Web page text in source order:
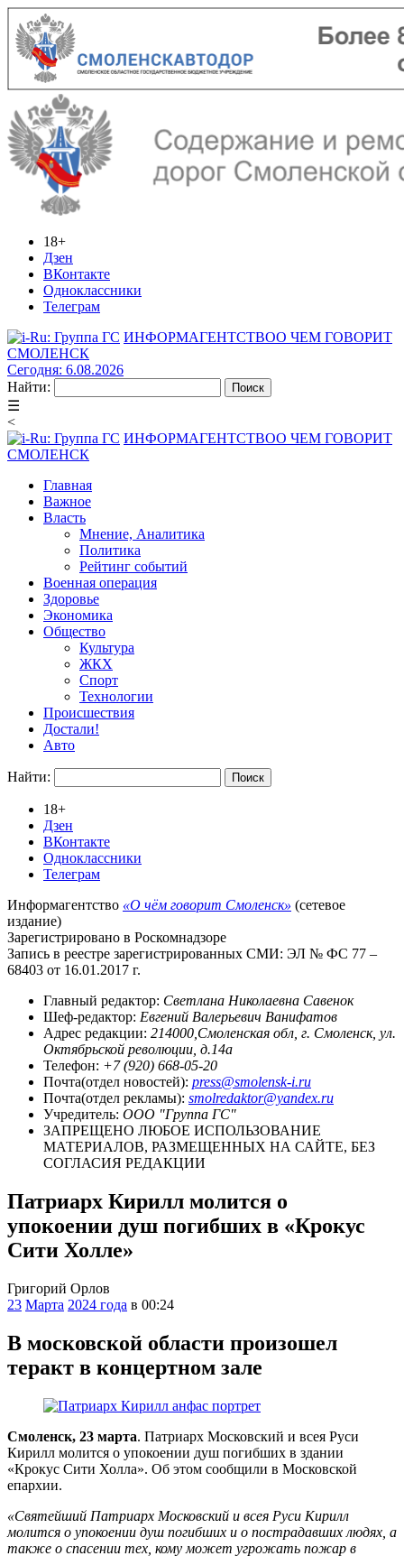
18+
Дзен
ВКонтакте
Одноклассники
Телеграм
ИНФОРМАГЕНТСТВОО ЧЕМ ГОВОРИТ
СМОЛЕНСК
Сегодня: 6.08.2026
Найти:
☰
<
ИНФОРМАГЕНТСТВОО ЧЕМ ГОВОРИТ
СМОЛЕНСК
Главная
Важное
Власть
Мнение, Аналитика
Политика
Рейтинг событий
Военная операция
Здоровье
Экономика
Общество
Культура
ЖКХ
Спорт
Технологии
Происшествия
Достали!
Авто
Найти:
18+
Дзен
ВКонтакте
Одноклассники
Телеграм
Информагентство «О чём говорит Смоленск» (сетевое
издание)
Зарегистрировано в Роскомнадзоре
Запись в реестре зарегистрированных СМИ: ЭЛ № ФС 77 –
68403 от 16.01.2017 г.
Главный редактор: Светлана Николаевна Савенок
Шеф-редактор: Евгений Валерьевич Ванифатов
Адрес редакции: 214000,Смоленская обл, г. Смоленск, ул.
Октябрьской революции, д.14а
Телефон: +7 (920) 668-05-20
Почта(отдел новостей): press@smolensk-i.ru
Почта(отдел рекламы): smolredaktor@yandex.ru
Учредитель: ООО "Группа ГС"
ЗАПРЕЩЕНО ЛЮБОЕ ИСПОЛЬЗОВАНИЕ
МАТЕРИАЛОВ, РАЗМЕЩЕННЫХ НА САЙТЕ, БЕЗ
СОГЛАСИЯ РЕДАКЦИИ
Патриарх Кирилл молится о
упокоении душ погибших в «Крокус
Сити Холле»
Григорий Орлов
23 Марта 2024 года в 00:24
В московской области произошел
теракт в концертном зале
Смоленск, 23 марта. Патриарх Московский и всея Руси
Кирилл молится о упокоении душ погибших в здании
«Крокус Сити Холла». Об этом сообщили в Московской
епархии.
«Святейший Патриарх Московский и всея Руси Кирилл
молится о упокоении душ погибших и о пострадавших людях, а
также о спасении тех, кому может угрожать пожар в